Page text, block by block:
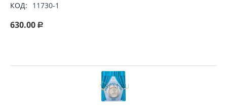
КОД:
11730-1
630.00 Р